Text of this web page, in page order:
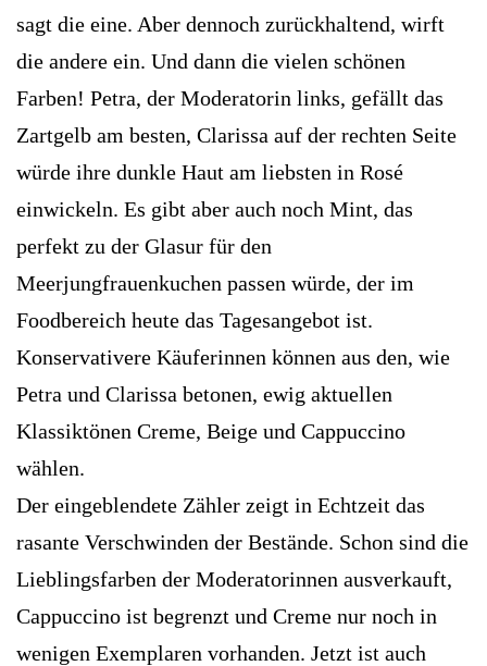
sagt die eine. Aber dennoch zurückhaltend, wirft
die andere ein. Und dann die vielen schönen
Farben! Petra, der Moderatorin links, gefällt das
Zartgelb am besten, Clarissa auf der rechten Seite
würde ihre dunkle Haut am liebsten in Rosé
einwickeln. Es gibt aber auch noch Mint, das
perfekt zu der Glasur für den
Meerjungfrauenkuchen passen würde, der im
Foodbereich heute das Tagesangebot ist.
Konservativere Käuferinnen können aus den, wie
Petra und Clarissa betonen, ewig aktuellen
Klassiktönen Creme, Beige und Cappuccino
wählen.
Der eingeblendete Zähler zeigt in Echtzeit das
rasante Verschwinden der Bestände. Schon sind die
Lieblingsfarben der Moderatorinnen ausverkauft,
Cappuccino ist begrenzt und Creme nur noch in
wenigen Exemplaren vorhanden. Jetzt ist auch